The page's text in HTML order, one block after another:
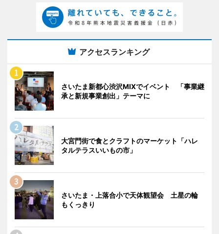
アクセスランキング
さいたま新都心渋沢MIXでイベント 「事業継
承と新規事業創出」テーマに
大宮門街で食とクラフトのマーケット「ハレ
タルテラスいいもの市」
さいたま・上落合小で天体観望会 土星の輪
もくっきり